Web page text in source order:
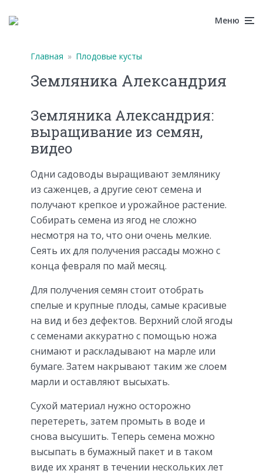
Меню
Главная » Плодовые кусты
Земляника Александрия
Земляника Александрия:
выращивание из семян,
видео
Одни садоводы выращивают землянику
из саженцев, а другие сеют семена и
получают крепкое и урожайное растение.
Собирать семена из ягод не сложно
несмотря на то, что они очень мелкие.
Сеять их для получения рассады можно с
конца февраля по май месяц.
Для получения семян стоит отобрать
спелые и крупные плоды, самые красивые
на вид и без дефектов. Верхний слой ягоды
с семенами аккуратно с помощью ножа
снимают и раскладывают на марле или
бумаге. Затем накрывают таким же слоем
марли и оставляют высыхать.
Сухой материал нужно осторожно
перетереть, затем промыть в воде и
снова высушить. Теперь семена можно
высыпать в бумажный пакет и в таком
виде их хранят в течении нескольких лет